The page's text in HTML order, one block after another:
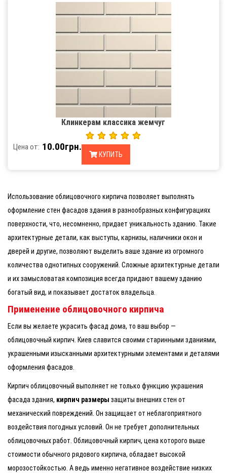
Клинкерам классика жемчуг
Цена от: 10.00грн.
КУПИТЬ
Использование облицовочного кирпича позволяет выполнять
оформление стен фасадов здания в разнообразных конфигурациях
поверхности, что, несомненно, придает уникальность зданию. Такие
архитектурные детали, как выступы, карнизы, наличники окон и
дверей и другие, позволяют выделить ваше здание из огромного
количества однотипных сооружений. Сложные архитектурные детали
и их замысловатая композиция всегда придают вашему зданию
богатый вид, и показывает достаток владельца.
Применение облицовочного кирпича
Если вы желаете украсить фасад дома, то ваш выбор —
облицовочный кирпич. Киев славится своими старинными зданиями,
украшенными изысканными архитектурными элементами и деталями
оформления фасадов.
Кирпич облицовочный выполняет не только функцию украшения
фасада здания, кирпич размеры защиты внешних стен от
механический повреждений. Он защищает от неблагоприятного
воздействия погодных условий. Он не требует дополнительных
облицовочных работ. Облицовочный кирпич, цена которого выше
стоимости обычного рядового кирпича, обладает высокой
морозостойкостью. А ведь именно негативное воздействие низких